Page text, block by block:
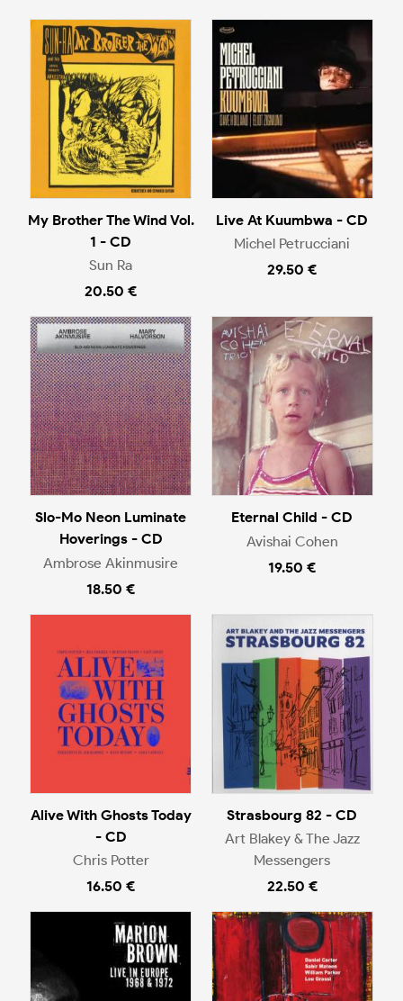
My Brother The Wind Vol.
1 - CD
Sun Ra
20.50 €
Live At Kuumbwa - CD
Michel Petrucciani
29.50 €
Slo-Mo Neon Luminate
Hoverings - CD
Ambrose Akinmusire
18.50 €
Eternal Child - CD
Avishai Cohen
19.50 €
Alive With Ghosts Today
- CD
Chris Potter
16.50 €
Strasbourg 82 - CD
Art Blakey & The Jazz
Messengers
22.50 €